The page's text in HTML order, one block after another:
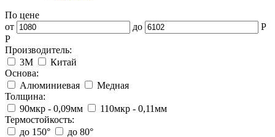
По цене
от
до
P
Р
Производитель:
3M
Китай
Основа:
Алюминиевая
Медная
Толщина:
90мкр - 0,09мм
110мкр - 0,11мм
Термостойкость:
до 150°
до 80°